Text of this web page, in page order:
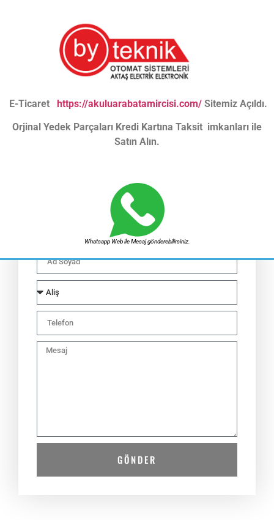
E-Ticaret https://akuluarabatamircisi.com/ Sitemiz Açıldı.
Orjinal Yedek Parçaları Kredi Kartına Taksit imkanları ile
Satın Alın.
Whatsapp Web ile Mesaj gönderebilirsiniz.
SIPARIŞ FORMU
Siparişiniz Hakkında Sizi Arayalım
GÖNDER